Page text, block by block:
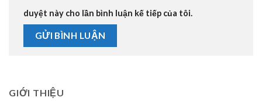
duyệt này cho lần bình luận kế tiếp của tôi.
GIỚI THIỆU